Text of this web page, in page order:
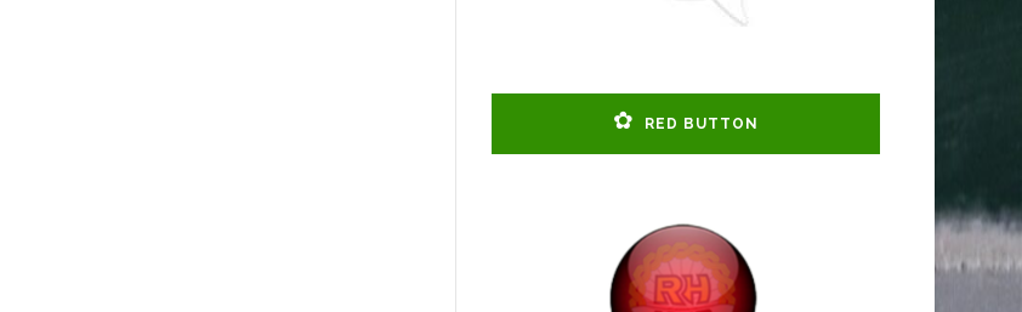
RED BUTTON